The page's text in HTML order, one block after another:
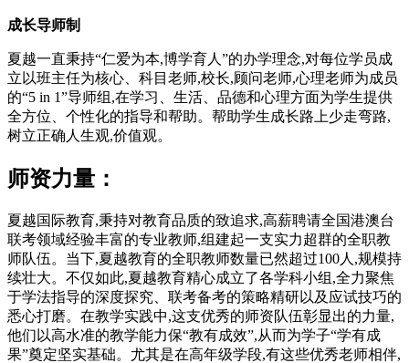
成长导师制
夏越一直秉持“仁爱为本,博学育人”的办学理念,对每位学员成
立以班主任为核心、科目老师,校长,顾问老师,心理老师为成员
的“5 in 1”导师组,在学习、生活、品德和心理方面为学生提供
全方位、个性化的指导和帮助。帮助学生成长路上少走弯路,
树立正确人生观,价值观。
师资力量：
夏越国际教育,秉持对教育品质的致追求,高薪聘请全国港澳台
联考领域经验丰富的专业教师,组建起一支实力超群的全职教
师队伍。当下,夏越教育的全职教师数量已然超过100人,规模持
续壮大。不仅如此,夏越教育精心成立了各学科小组,全力聚焦
于学法指导的深度探究、联考备考的策略精研以及应试技巧的
悉心打磨。在教学实践中,这支优秀的师资队伍彰显出的力量,
他们以高水准的教学能力保“教有成效”,从而为学子“学有成
果”奠定坚实基础。尤其是在高年级学段,有这些优秀老师相伴,